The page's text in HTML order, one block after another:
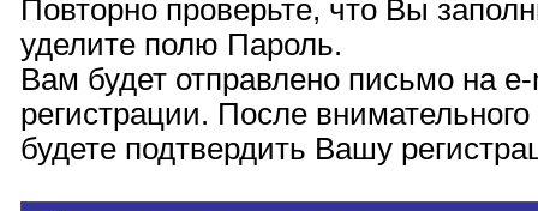
Повторно проверьте, что Вы
уделите полю Пароль.
Вам будет отправлено письмо на
регистрации. После
будете подтвердить Вашу